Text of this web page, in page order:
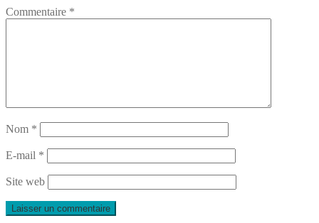
Commentaire *
Nom *
E-mail *
Site web